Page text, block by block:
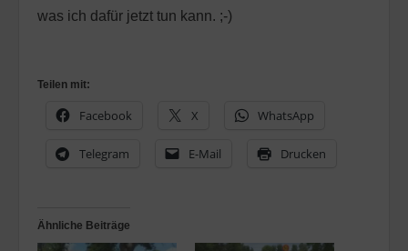
was ich dafür jetzt tun kann. ;-)
Teilen mit:
Facebook X WhatsApp
Telegram E-Mail Drucken
Ähnliche Beiträge